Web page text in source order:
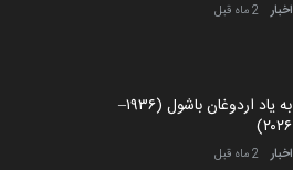
اخبار 2 ماه قبل
به یاد اردوغان باشول (۱۹۳۶–
۲۰۲۶)
اخبار 2 ماه قبل